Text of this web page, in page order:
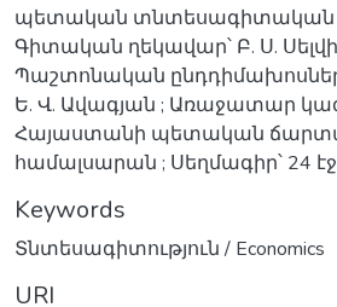
պետական տնտեսագիտական
Գիտական ղեկավար՝ Բ. Ս.
Պաշտոնական
Ե. Վ. Ավագյան ; Առաջատար
Հայաստանի պետական
համալսարան ; Սեղմագիր՝ 24
Keywords
Տնտեսագիտություն / Economics
URI